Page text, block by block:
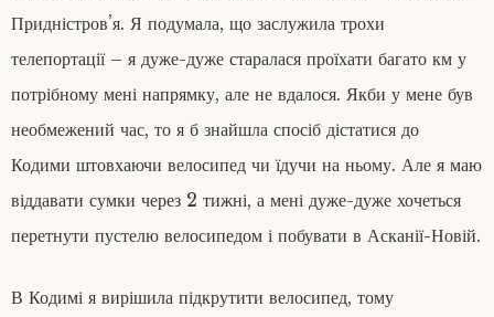
Придністров’я. Я подумала, що заслужила трохи
телепортації – я дуже-дуже старалася проїхати багато км у
потрібному мені напрямку, але не вдалося. Якби у мене був
необмежений час, то я б знайшла спосіб дістатися до
Кодими штовхаючи велосипед чи їдучи на ньому. Але я маю
віддавати сумки через 2 тижні, а мені дуже-дуже хочеться
перетнути пустелю велосипедом і побувати в Асканії-Новій.
В Кодимі я вирішила підкрутити велосипед, тому